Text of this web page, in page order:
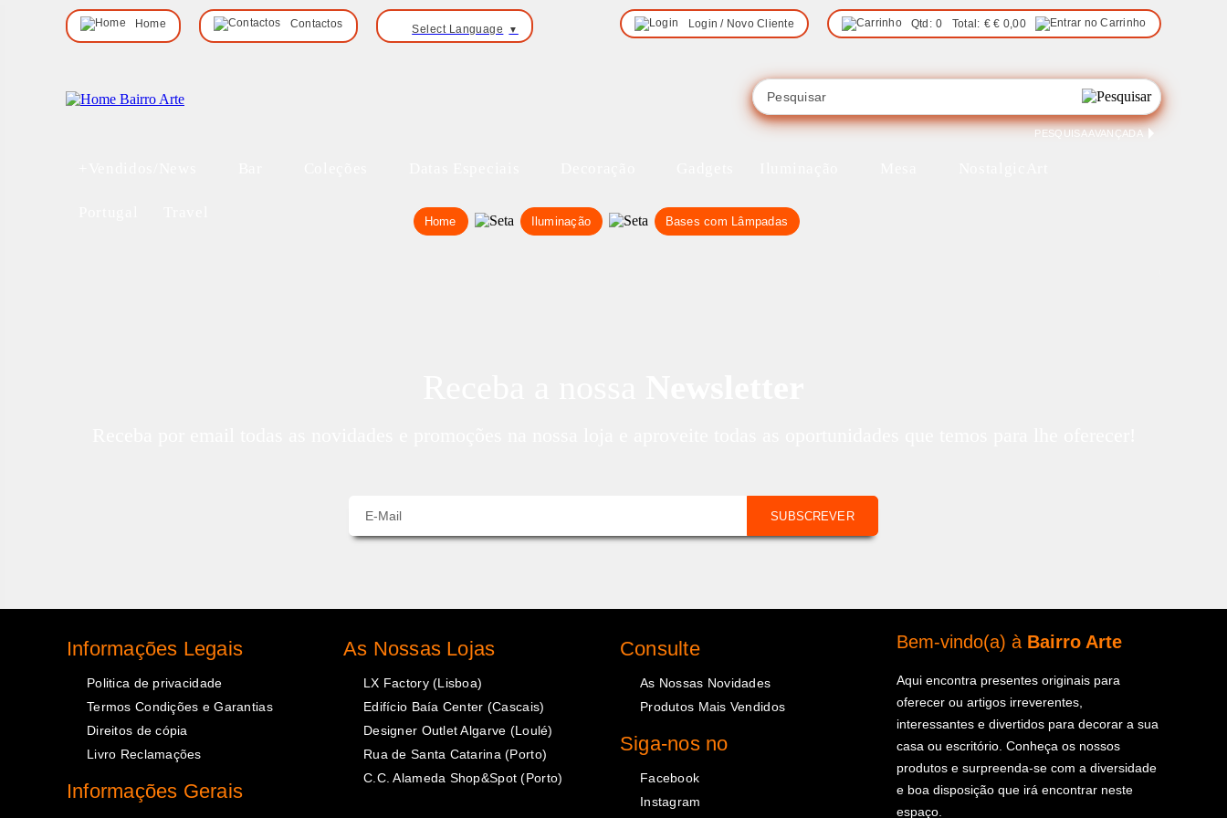
Home Contactos Select Language ▼ Login / Novo Cliente Qtd: 0 Total: €€ 0,00
PESQUISA AVANÇADA
Home Iluminação Bases com Lâmpadas
SUBSCREVER
Informações Legais
Politica de privacidade
Termos Condições e Garantias
Direitos de cópia
Livro Reclamações
Informações Gerais
As Nossas Lojas
LX Factory (Lisboa)
Edifício Baía Center (Cascais)
Designer Outlet Algarve (Loulé)
Rua de Santa Catarina (Porto)
C.C. Alameda Shop&Spot (Porto)
Consulte
As Nossas Novidades
Produtos Mais Vendidos
Siga-nos no
Facebook
Instagram
Bem-vindo(a) à Bairro Arte
Aqui encontra presentes originais para
oferecer ou artigos irreverentes,
interessantes e divertidos para decorar a sua
casa ou escritório. Conheça os nossos
produtos e surpreenda-se com a diversidade
e boa disposição que irá encontrar neste
espaço.